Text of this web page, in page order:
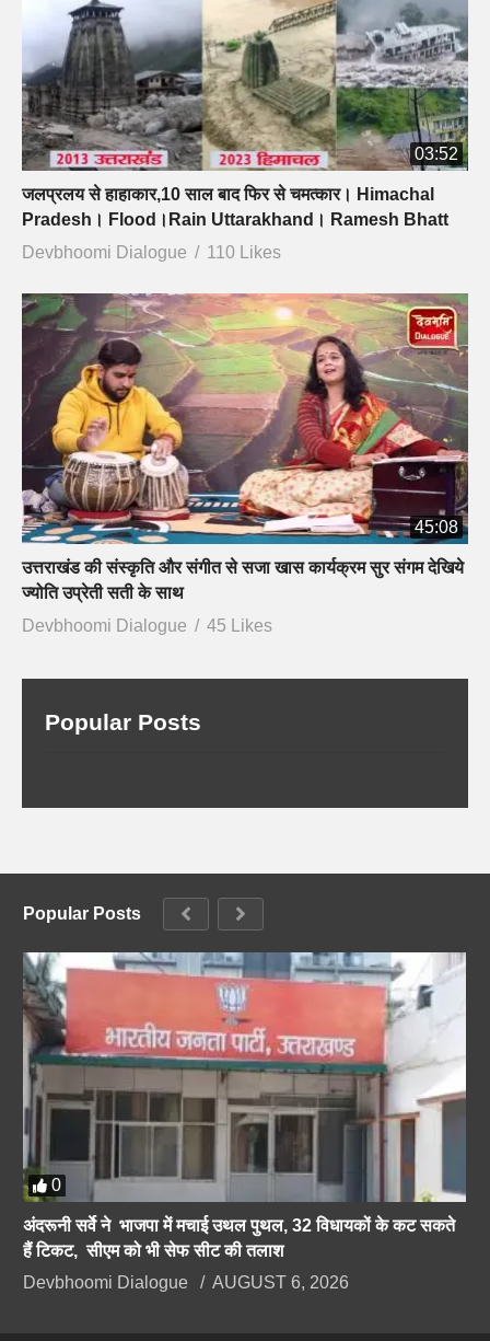
03:52
जलप्रलय से हाहाकार,10 साल बाद फिर से चमत्कार। Himachal
Pradesh। Flood।Rain Uttarakhand। Ramesh Bhatt
Devbhoomi Dialogue
110 Likes
45:08
उत्तराखंड की संस्कृति और संगीत से सजा खास कार्यक्रम सुर संगम देखिये
ज्योति उप्रेती सती के साथ
Devbhoomi Dialogue
45 Likes
Popular Posts
Popular Posts
0
अंदरूनी सर्वे ने भाजपा में मचाई उथल पुथल, 32 विधायकों के कट सकते
हैं टिकट, सीएम को भी सेफ सीट की तलाश
Devbhoomi Dialogue
AUGUST 6, 2026